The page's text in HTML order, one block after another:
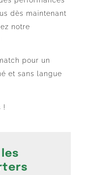
dès maintenant
notre
pour un
et sans langue
!